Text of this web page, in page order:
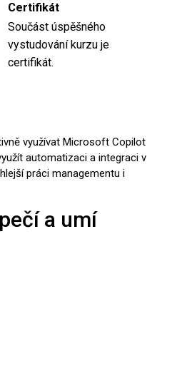
Certifikát
Součást úspěšného
vystudování kurzu je
certifikát.
využívat Microsoft Copilot
automatizaci a integraci v
práci managementu i
a umí